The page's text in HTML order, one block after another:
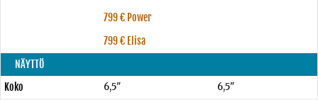
799 € Power
799 € Elisa
NÄYTTÖ
Koko
6,5"
6,5"